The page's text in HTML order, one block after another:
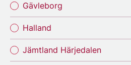
Gävleborg
Halland
Jämtland Härjedalen